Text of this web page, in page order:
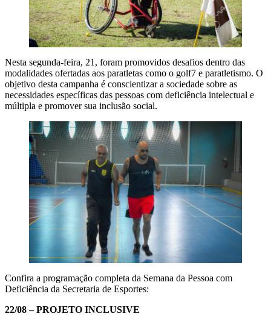
Nesta segunda-feira, 21, foram promovidos desafios dentro das
modalidades ofertadas aos paratletas como o golf7 e paratletismo. O
objetivo desta campanha é conscientizar a sociedade sobre as
necessidades específicas das pessoas com deficiência intelectual e
múltipla e promover sua inclusão social.
Confira a programação completa da Semana da Pessoa com
Deficiência da Secretaria de Esportes:
22/08 – PROJETO INCLUSIVE